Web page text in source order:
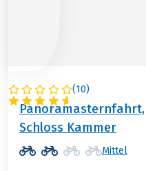
(10)
ÖSTERREICH
Panoramasternfahrt,
Schloss Kammer
Mittel